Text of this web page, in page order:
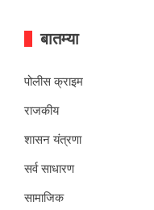
बातम्या
पोलीस क्राइम
राजकीय
शासन यंत्रणा
सर्व साधारण
सामाजिक